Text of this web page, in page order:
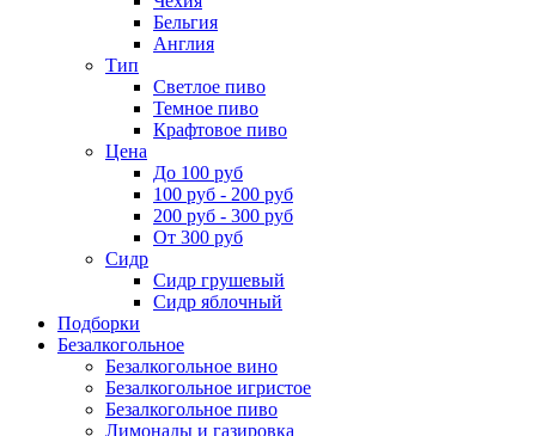
Бельгия
Англия
Тип
Светлое пиво
Темное пиво
Крафтовое пиво
Цена
До 100 руб
100 руб - 200 руб
200 руб - 300 руб
От 300 руб
Сидр
Сидр грушевый
Сидр яблочный
Подборки
Безалкогольное
Безалкогольное вино
Безалкогольное игристое
Безалкогольное пиво
Лимонады и газировка